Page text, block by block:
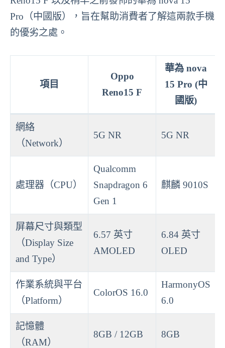
Pro（中國版），旨在幫助消費者了解這兩款手機
的優劣之處。
項目
Oppo
Reno15 F
華為 nova
15 Pro (中
國版)
網絡
（Network）
5G NR 5G NR
處理器（CPU）
Qualcomm
Snapdragon 6
Gen 1
麒麟 9010S
屏幕尺寸與類型
（Display Size
and Type）
6.57 英寸
AMOLED
6.84 英寸
OLED
作業系統與平台
（Platform）
ColorOS 16.0
HarmonyOS
6.0
記憶體
（RAM）
8GB / 12GB 8GB